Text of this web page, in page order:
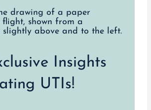
Insights
UTIs!